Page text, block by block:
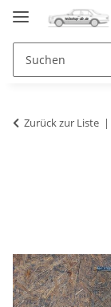
Zurück zur Liste